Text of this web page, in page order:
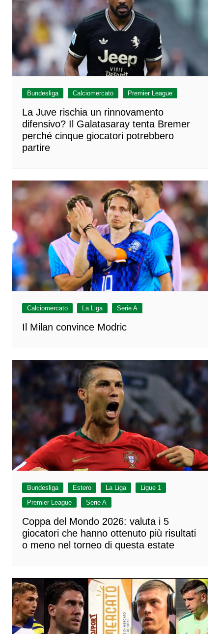
Bundesliga Calciomercato Premier League
La Juve rischia un rinnovamento
difensivo? Il Galatasaray tenta Bremer
perché cinque giocatori potrebbero
partire
Calciomercato La Liga Serie A
Il Milan convince Modric
Bundesliga Estero La Liga
Ligue 1
Premier League
Serie A
Coppa del Mondo 2026: valuta i 5
giocatori che hanno ottenuto più risultati
o meno nel torneo di questa estate